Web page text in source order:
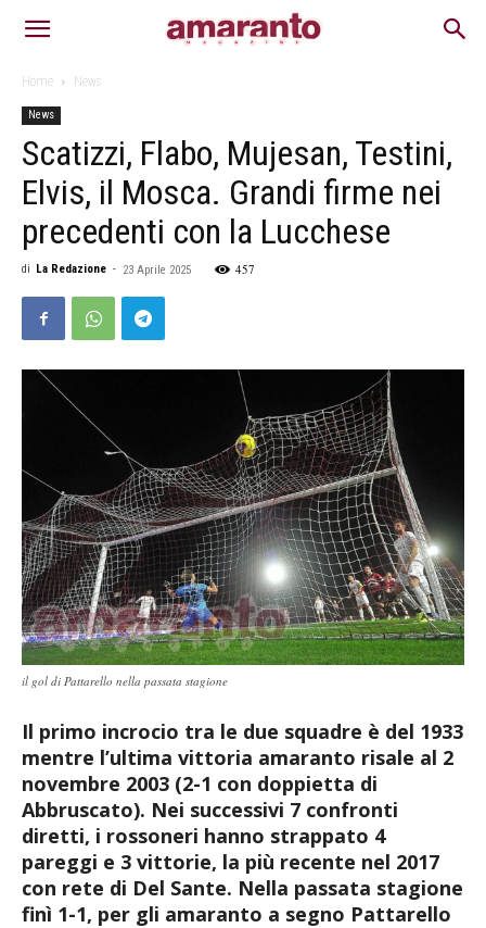
Home News
News
Scatizzi, Flabo, Mujesan, Testini,
Elvis, il Mosca. Grandi firme nei
precedenti con la Lucchese
di La Redazione - 23 Aprile 2025 457
il gol di Pattarello nella passata stagione
Il primo incrocio tra le due squadre è del 1933
mentre l’ultima vittoria amaranto risale al 2
novembre 2003 (2-1 con doppietta di
Abbruscato). Nei successivi 7 confronti
diretti, i rossoneri hanno strappato 4
pareggi e 3 vittorie, la più recente nel 2017
con rete di Del Sante. Nella passata stagione
finì 1-1, per gli amaranto a segno Pattarello